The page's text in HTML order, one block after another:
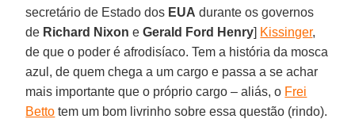
secretário de Estado dos EUA durante os governos
de Richard Nixon eGerald Ford Henry] Kissinger,
de que o poder é afrodisíaco. Tem a história da mosca
azul, de quem chega a um cargo e passa a se achar
mais importante que o próprio cargo – aliás, o Frei
Betto tem um bom livrinho sobre essa questão (rindo).